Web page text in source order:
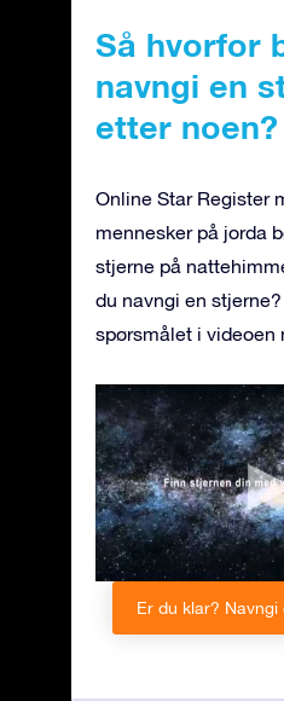
Så hvorfor
navngi en
etter noen?
Online Star Register
mennesker på jorda
stjerne på
du navngi en
spørsmålet i videoen
Er du klar? Navngi